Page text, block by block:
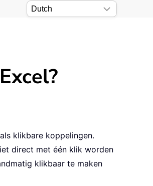
klikbare koppelingen.
direct met één klik worden
klikbaar te maken